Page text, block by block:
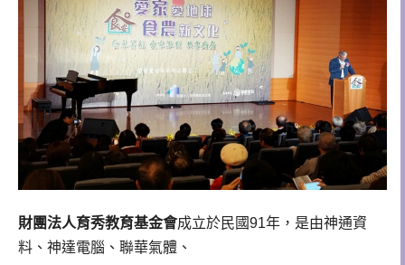
財團法人育秀教育基金會成立於民國91年，是由神通資
料、神達電腦、聯華氣體、